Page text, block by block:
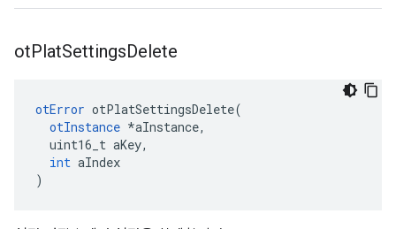
otPlatSettingsDelete
otError otPlatSettingsDelete(
otInstance *aInstance,
uint16_t aKey,
int aIndex
)